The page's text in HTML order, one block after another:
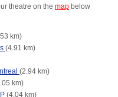
theatre on the map below
km)
(4.91 km)
(2.94 km)
km)
(4.04 km)